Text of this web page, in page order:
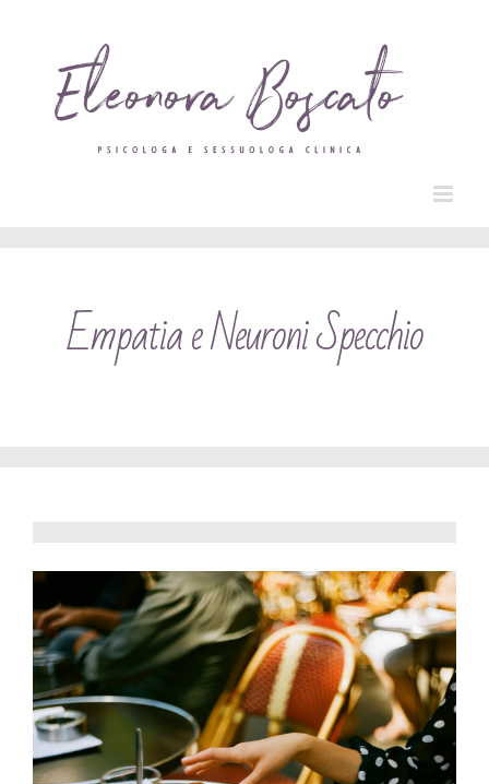
contenuto
Empatia e Neuroni Specchio